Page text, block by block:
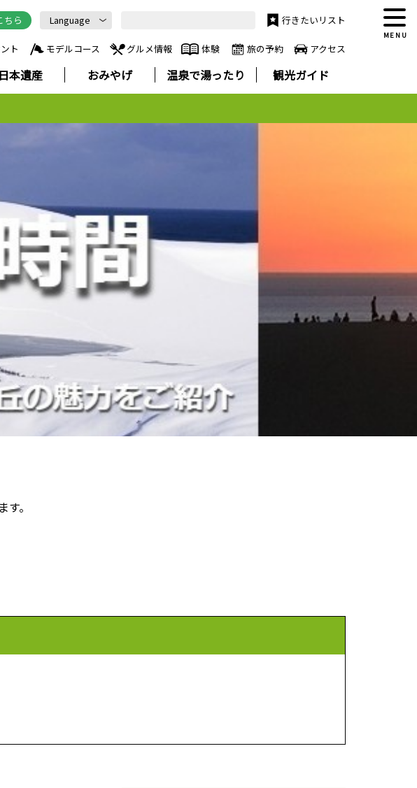
MENU
ト モデルコース グルメ情報 体験 旅の予約 アクセス
Language
中文简体
中文繁體
한국어
ภาษาไทย
行きたいリスト
ちら
日本遺産 おみやげ 温泉で湯ったり 観光ガイド
。